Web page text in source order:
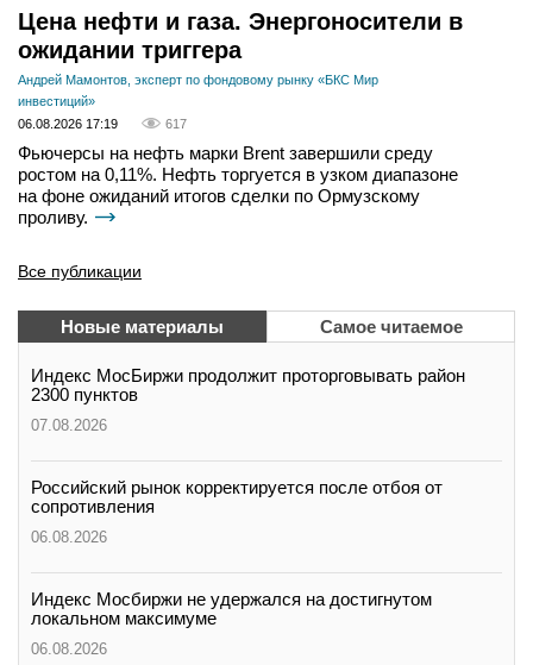
Цена нефти и газа. Энергоносители в
ожидании триггера
Андрей Мамонтов, эксперт по фондовому рынку «БКС Мир
инвестиций»
06.08.2026 17:19
617
Фьючерсы на нефть марки Brent завершили среду
ростом на 0,11%. Нефть торгуется в узком диапазоне
на фоне ожиданий итогов сделки по Ормузскому
проливу.
Все публикации
Новые материалы Самое читаемое
Индекс МосБиржи продолжит проторговывать район
2300 пунктов
07.08.2026
Российский рынок корректируется после отбоя от
сопротивления
06.08.2026
Индекс Мосбиржи не удержался на достигнутом
локальном максимуме
06.08.2026